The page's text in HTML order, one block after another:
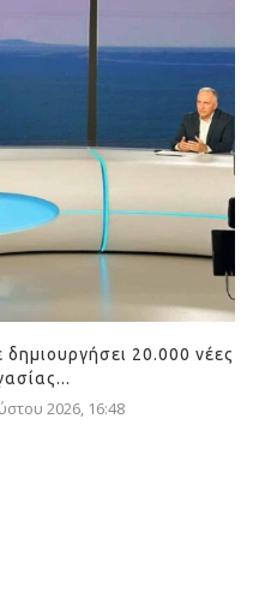
20.000 νέες
2026, 16:48